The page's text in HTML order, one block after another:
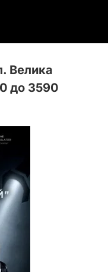
Велика
до 3590